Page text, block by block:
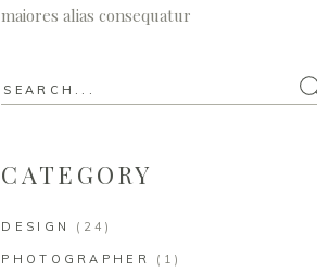
maiores alias consequatur
CATEGORY
DESIGN (24)
PHOTOGRAPHER (1)